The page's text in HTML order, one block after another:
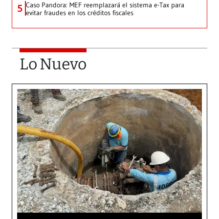
5 Caso Pandora: MEF reemplazará el sistema e-Tax para
evitar fraudes en los créditos fiscales
Lo Nuevo